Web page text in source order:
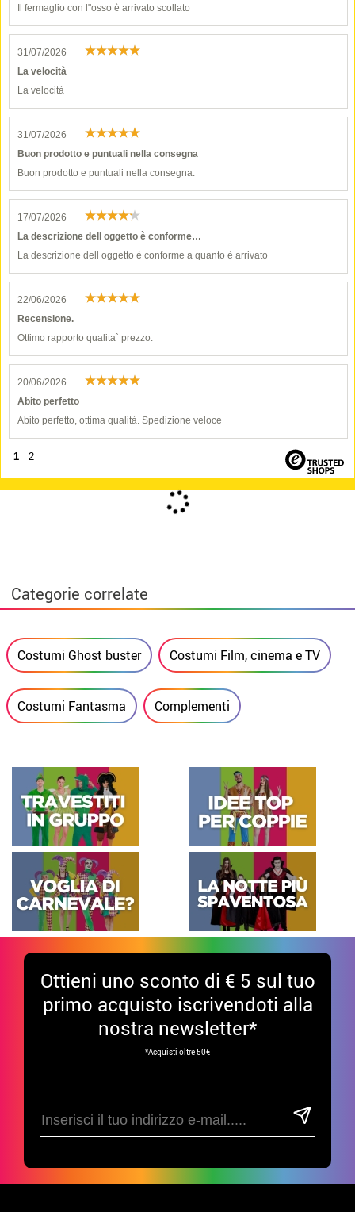
Il fermaglio con l"osso è arrivato scollato
31/07/2026
La velocità
La velocità
31/07/2026
Buon prodotto e puntuali nella consegna
Buon prodotto e puntuali nella consegna.
17/07/2026
La descrizione dell oggetto è conforme…
La descrizione dell oggetto è conforme a quanto è arrivato
22/06/2026
Recensione.
Ottimo rapporto qualita` prezzo.
20/06/2026
Abito perfetto
Abito perfetto, ottima qualità. Spedizione veloce
1 2
Categorie correlate
Costumi Ghost buster Costumi Film, cinema e TV
Costumi Fantasma Complementi
Ottieni uno sconto di € 5 sul tuo
primo acquisto iscrivendoti alla
nostra newsletter*
*Acquisti oltre 50€